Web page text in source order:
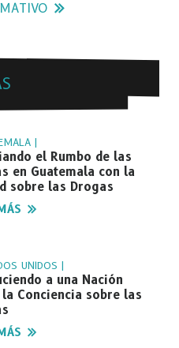
|
el Rumbo de las
en Guatemala con la
sobre las Drogas
UNIDOS |
a una Nación
la Conciencia sobre las